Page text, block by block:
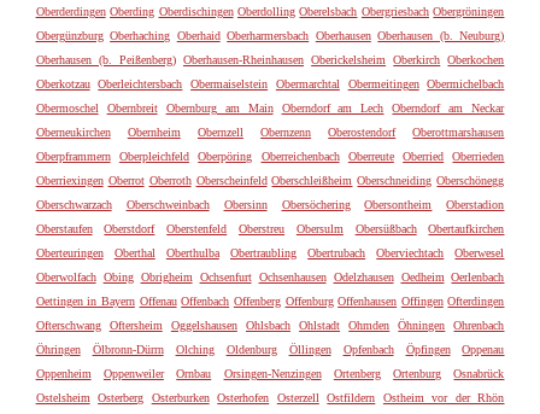
Oberderdingen Oberding Oberdischingen Oberdolling Oberelsbach Obergriesbach Obergröningen
Obergünzburg Oberhaching Oberhaid Oberharmersbach Oberhausen Oberhausen (b. Neuburg)
Oberhausen (b. Peißenberg) Oberhausen-Rheinhausen Oberickelsheim Oberkirch Oberkochen
Oberkotzau
Oberleichtersbach Obermaiselstein Obermarchtal Obermeitingen
Obermichelbach
Obermoschel
Obernbreit Obernburg am Main Oberndorf am Lech
Oberndorf am Neckar
Oberneukirchen
Obernheim Obernzell Obernzenn Oberostendorf
Oberottmarshausen
Oberpframmern
Oberpleichfeld Oberpöring Oberreichenbach Oberreute Oberried
Oberrieden
Oberriexingen Oberrot Oberroth Oberscheinfeld Oberschleißheim Oberschneiding Oberschönegg
Oberschwarzach
Oberschweinbach Obersinn Obersöchering Obersontheim
Oberstadion
Oberstaufen
Oberstdorf Oberstenfeld Oberstreu Obersulm Obersüßbach
Obertaufkirchen
Oberteuringen
Oberthal Oberthulba Obertraubling Obertrubach Oberviechtach
Oberwesel
Oberwolfach Obing Obrigheim Ochsenfurt Ochsenhausen Odelzhausen Oedheim Oerlenbach
Oettingen in Bayern Offenau Offenbach Offenberg Offenburg Offenhausen Offingen Ofterdingen
Ofterschwang
Oftersheim Oggelshausen Ohlsbach Ohlstadt Ohmden Öhningen
Ohrenbach
Öhringen
Ölbronn-Dürrn Olching Oldenburg Öllingen Opfenbach Öpfingen
Oppenau
Oppenheim
Oppenweiler Ornbau Orsingen-Nenzingen Ortenberg Ortenburg
Osnabrück
Ostelsheim
Osterberg Osterburken Osterhofen Osterzell Ostfildern
Ostheim vor der Rhön